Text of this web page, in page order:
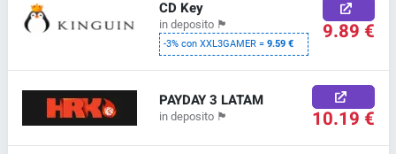
CD Key
in deposito 🏴
-3% con XXL3GAMER =9.59 € 9.89 €
PAYDAY 3 LATAM
in deposito 🏴 10.19 €